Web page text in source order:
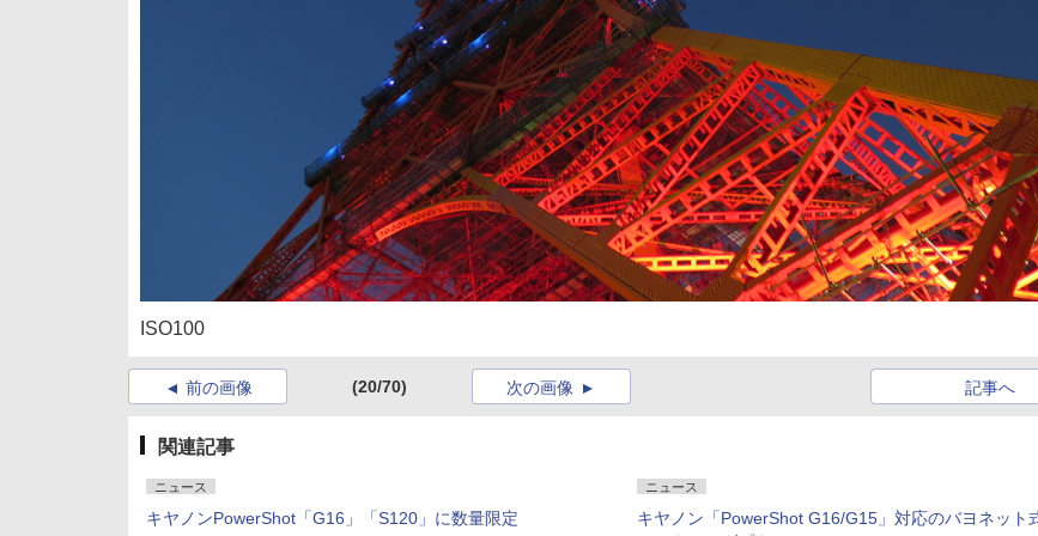
ISO100
前の画像 (20/70) 記事へ
次の画像
関連記事
ニュース
キヤノンPowerShot「G16」「S120」に数量限定
ニュース
キヤノン「PowerShot G16/G15」対応のバヨネット